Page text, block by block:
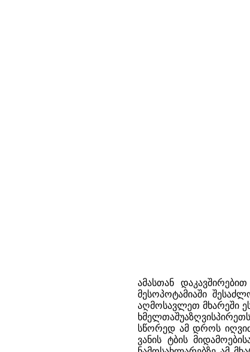
ამასთან
მესოპოტამიაში
აღმოსავლეთ მხარეში
სწორედ ამ დროს
ვანის ტბის